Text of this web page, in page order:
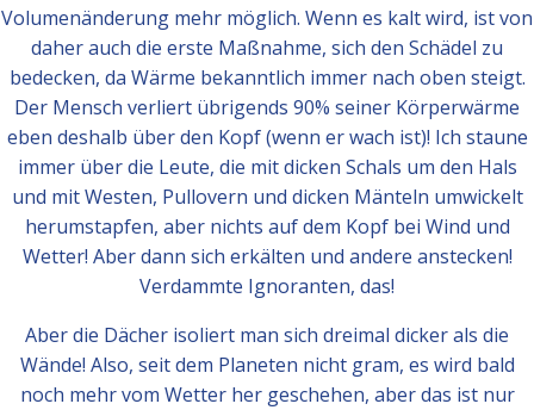
Volumenänderung mehr möglich. Wenn es kalt wird, ist von
daher auch die erste Maßnahme, sich den Schädel zu
bedecken, da Wärme bekanntlich immer nach oben steigt.
Der Mensch verliert übrigends 90% seiner Körperwärme
eben deshalb über den Kopf (wenn er wach ist)! Ich staune
immer über die Leute, die mit dicken Schals um den Hals
und mit Westen, Pullovern und dicken Mänteln umwickelt
herumstapfen, aber nichts auf dem Kopf bei Wind und
Wetter! Aber dann sich erkälten und andere anstecken!
Verdammte Ignoranten, das!
Aber die Dächer isoliert man sich dreimal dicker als die
Wände! Also, seit dem Planeten nicht gram, es wird bald
noch mehr vom Wetter her geschehen, aber das ist nur